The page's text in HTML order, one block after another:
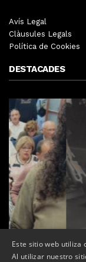
Avís Legal
Clàusules Legals
Política de Cookies
DESTACADES
Este sitio web utiliza
Al utilizar nuestro